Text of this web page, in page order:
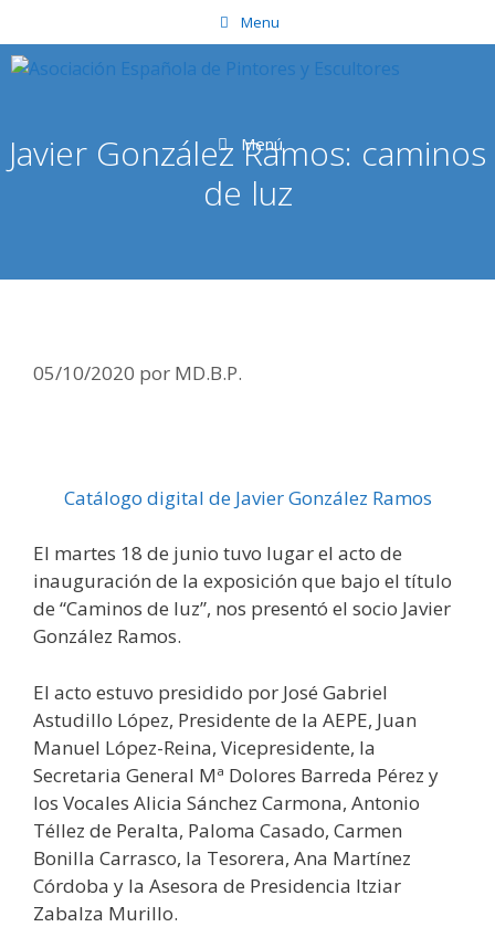
al
contenido
Menu
Menú
Javier González Ramos: caminos
de luz
05/10/2020 por MD.B.P.
Catálogo digital de Javier González Ramos
El martes 18 de junio tuvo lugar el acto de
inauguración de la exposición que bajo el título
de “Caminos de luz”, nos presentó el socio Javier
González Ramos.
El acto estuvo presidido por José Gabriel
Astudillo López, Presidente de la AEPE, Juan
Manuel López-Reina, Vicepresidente, la
Secretaria General Mª Dolores Barreda Pérez y
los Vocales Alicia Sánchez Carmona, Antonio
Téllez de Peralta, Paloma Casado, Carmen
Bonilla Carrasco, la Tesorera, Ana Martínez
Córdoba y la Asesora de Presidencia Itziar
Zabalza Murillo.